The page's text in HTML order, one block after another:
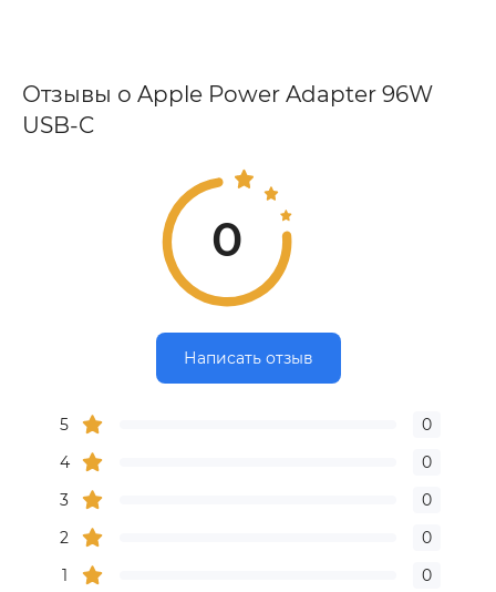
Отзывы о Apple Power Adapter 96W
USB-C
0
Написать отзыв
5
0
4
0
3
0
2
0
1
0